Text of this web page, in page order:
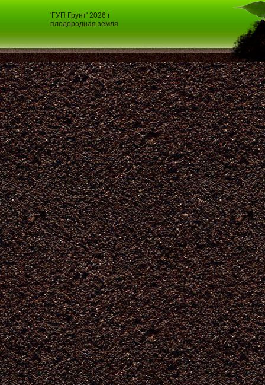
'ГУП Грунт' 2026 г
плодородная земля